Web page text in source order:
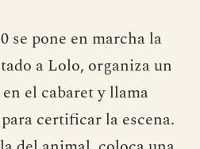
se pone en marcha la
a Lolo, organiza un
el cabaret y llama
certificar la escena.